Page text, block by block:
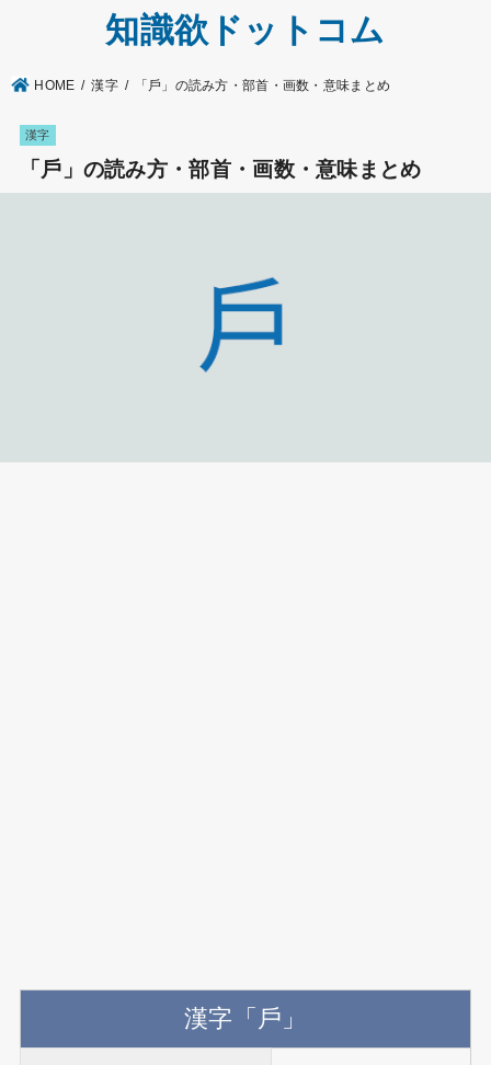
知識欲ドットコム
HOME 漢字 「戶」の読み方・部首・画数・意味まとめ
漢字
「戶」の読み方・部首・画数・意味まとめ
漢字「戶」